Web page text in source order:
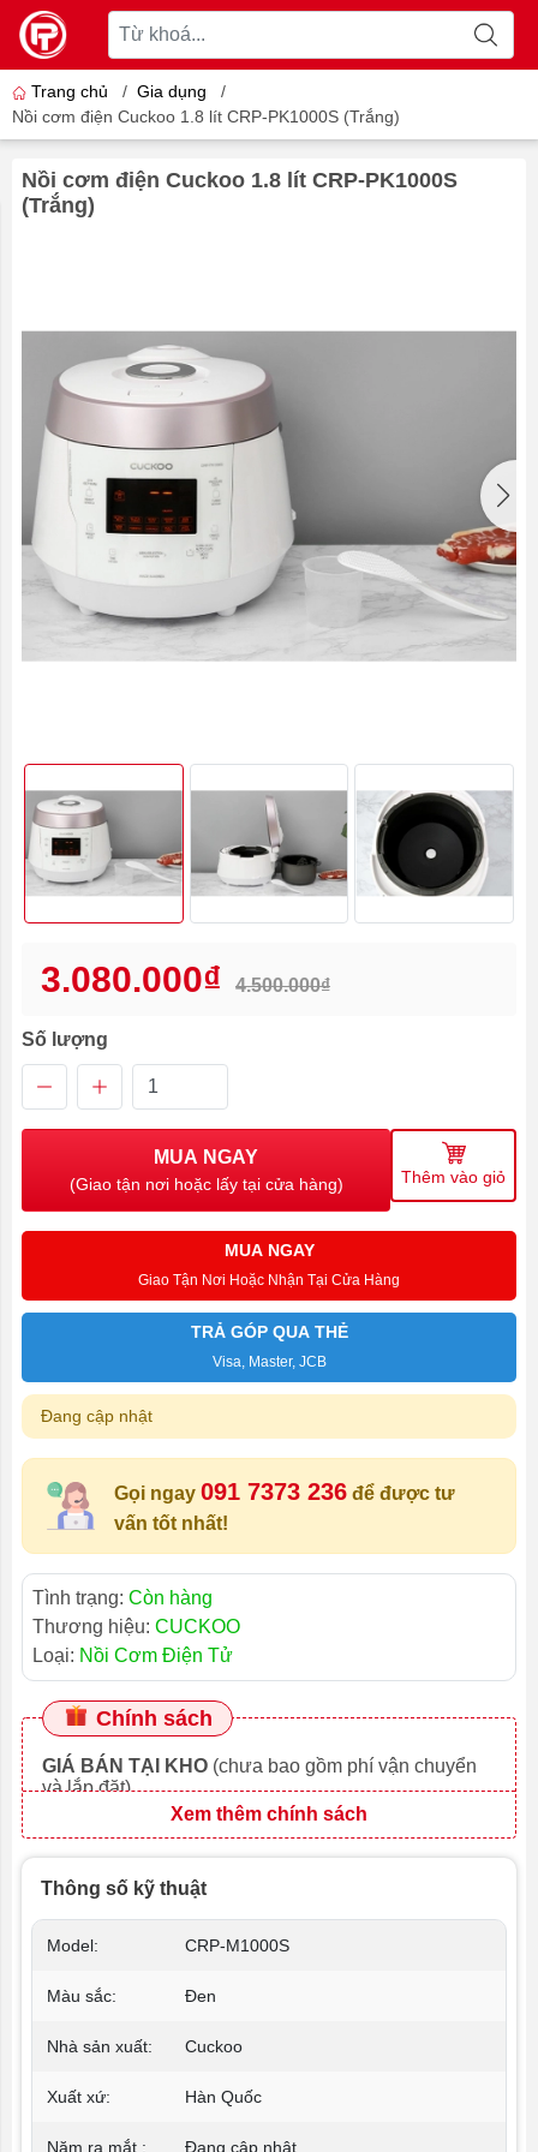
Trang chủ / Gia dụng
/
Nồi cơm điện Cuckoo 1.8 lít CRP-PK1000S (Trắng)
Nồi cơm điện Cuckoo 1.8 lít CRP-PK1000S
(Trắng)
3.080.000₫ 4.500.000₫
Số lượng
MUA NGAY
(Giao tận nơi hoặc lấy tại cửa hàng) Thêm vào giỏ
MUA NGAY
Giao Tận Nơi Hoặc Nhận Tại Cửa Hàng
TRẢ GÓP QUA THẺ
Visa, Master, JCB
Đang cập nhật
Gọi ngay 091 7373 236 để được tư
vấn tốt nhất!
Tình trạng: Còn hàng
Thương hiệu: CUCKOO
Loại: Nồi Cơm Điện Tử
Chính sách
GIÁ BÁN TẠI KHO (chưa bao gồm phí vận chuyển
và lắp đặt)
Xem thêm chính sách
Thông số kỹ thuật
Model: CRP-M1000S
Màu sắc: Đen
Nhà sản xuất: Cuckoo
Xuất xứ: Hàn Quốc
Năm ra mắt : Đang cập nhật